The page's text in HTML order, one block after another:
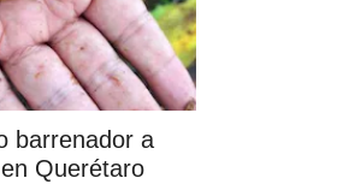
barrenador a
Querétaro